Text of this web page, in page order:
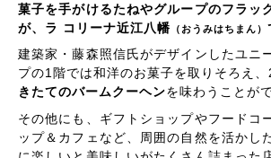
菓子を手がけるたねやグループのフラッ
が、ラ コリーナ近江八幡 （おうみはちまん）
建築家・藤森照信氏がデザインしたユニ
プの1階では和洋のお菓子を取りそろえ
きたてのバームクーヘンを味わうことが
その他にも、ギフトショップやフードコ
ップ＆カフェなど、周囲の自然を活かし